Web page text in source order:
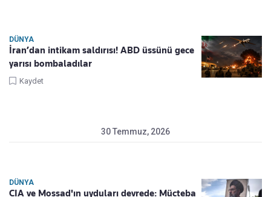
DÜNYA
İran’dan intikam saldırısı! ABD üssünü gece
yarısı bombaladılar
Kaydet
30 Temmuz, 2026
DÜNYA
CIA ve Mossad'ın uyduları devrede: Mücteba